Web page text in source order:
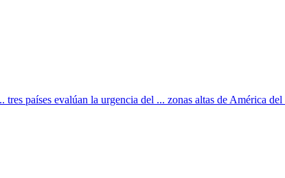
países evalúan la urgencia del ... zonas altas de América